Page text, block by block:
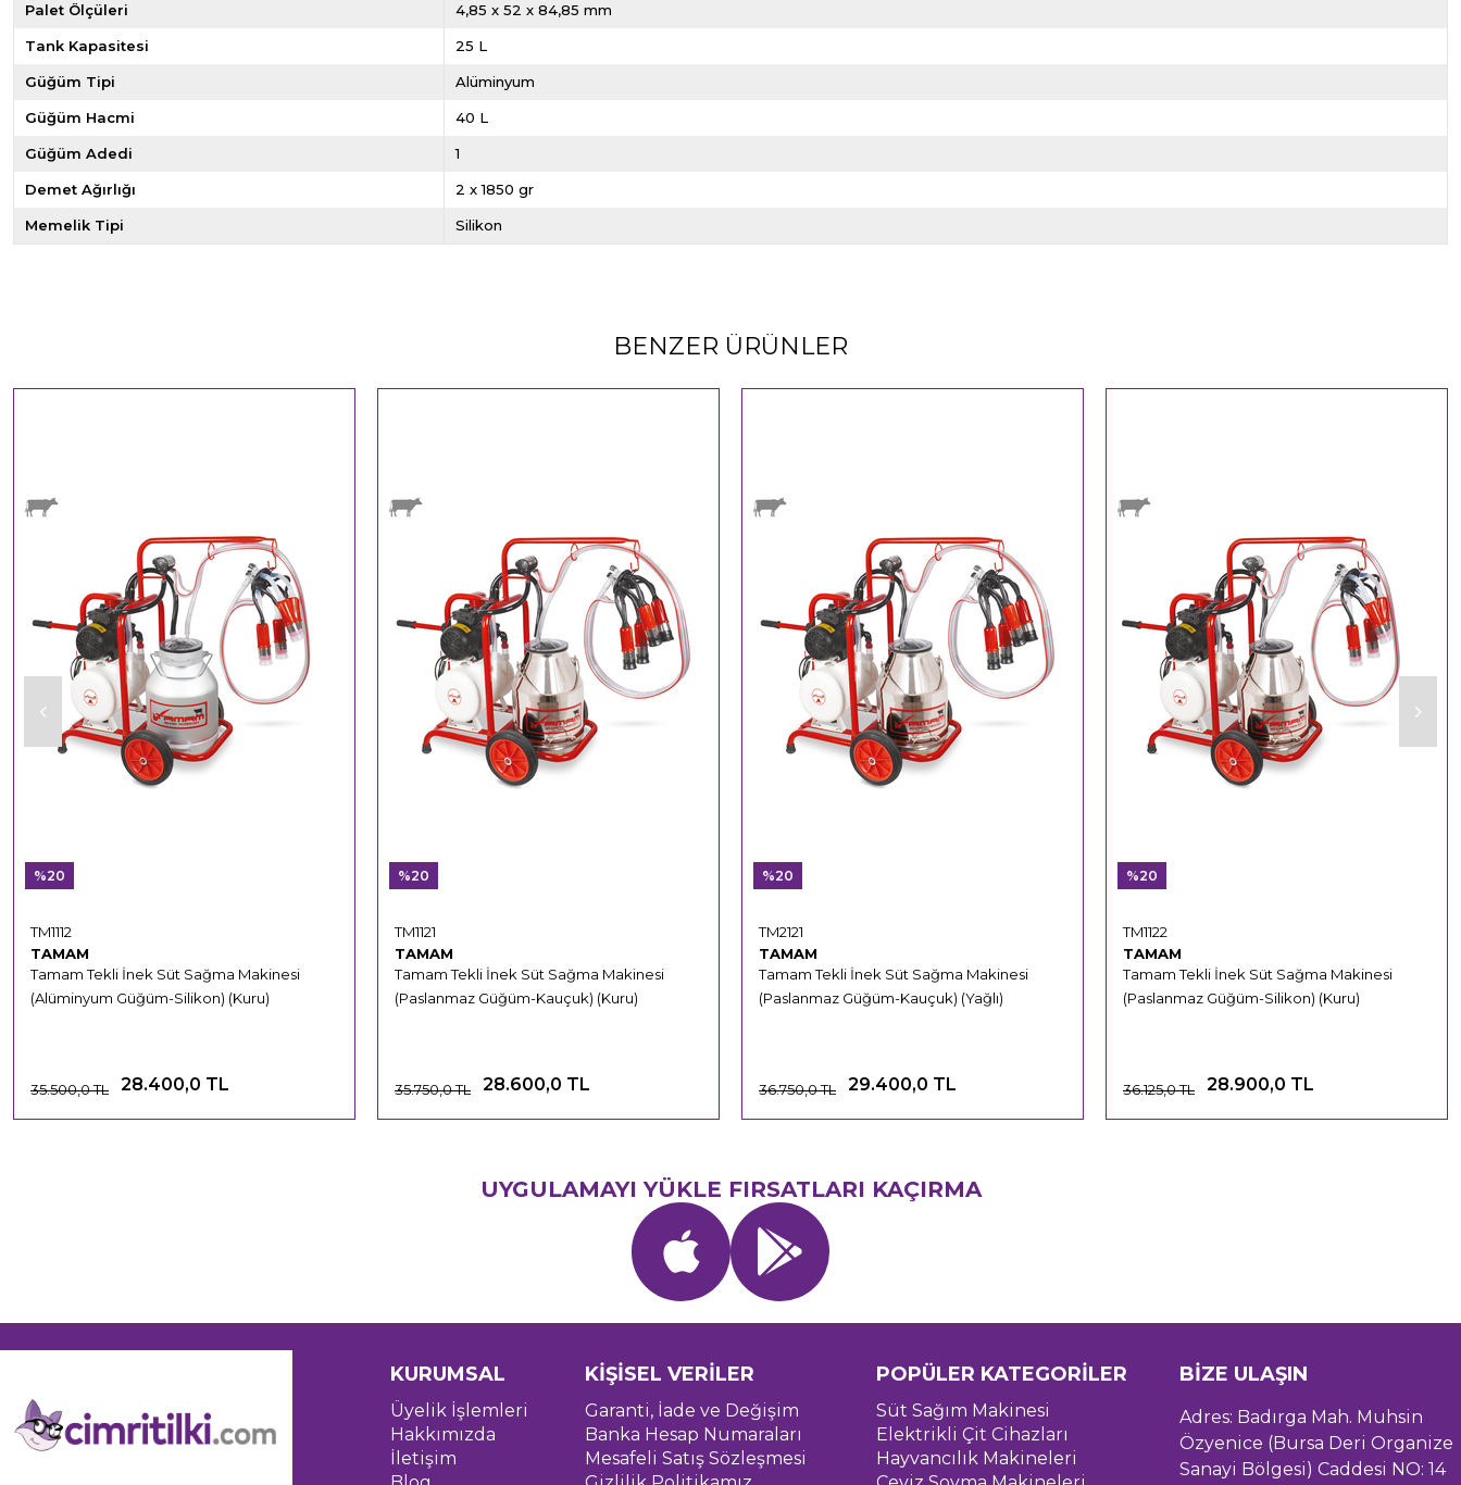
Palet Ölçüleri 4,85 x 52 x 84,85 mm
Tank Kapasitesi 25 L
Güğüm Tipi Alüminyum
Güğüm Hacmi 40 L
Güğüm Adedi 1
Demet Ağırlığı 2 x 1850 gr
Memelik Tipi Silikon
BENZER ÜRÜNLER
TAMAM
Tamam Tekli İnek Süt Sağma Makinesi
(Alüminyum Güğüm-Silikon) (Kuru)
TM1112
28.400,0 TL
35.500,0 TL
%20
TAMAM
Tamam Tekli İnek Süt Sağma Makinesi
(Paslanmaz Güğüm-Kauçuk) (Kuru)
TM1121
28.600,0 TL
35.750,0 TL
%20
TAMAM
Tamam Tekli İnek Süt Sağma Makinesi
(Paslanmaz Güğüm-Kauçuk) (Yağlı)
TM2121
29.400,0 TL
36.750,0 TL
%20
TAMAM
Tamam Tekli İnek Süt Sağma Makinesi
(Paslanmaz Güğüm-Silikon) (Kuru)
TM1122
28.900,0 TL
36.125,0 TL
%20
UYGULAMAYI YÜKLE FIRSATLARI KAÇIRMA
KURUMSAL
Üyelik İşlemleri
Hakkımızda
İletişim
KİŞİSEL VERİLER
Garanti, İade ve Değişim
Banka Hesap Numaraları
Mesafeli Satış Sözleşmesi
POPÜLER KATEGORİLER
Süt Sağım Makinesi
Elektrikli Çit Cihazları
Hayvancılık Makineleri
BİZE ULAŞIN
Adres: Badırga Mah. Muhsin
Özyenice (Bursa Deri Organize
Sanayi Bölgesi) Caddesi NO: 14